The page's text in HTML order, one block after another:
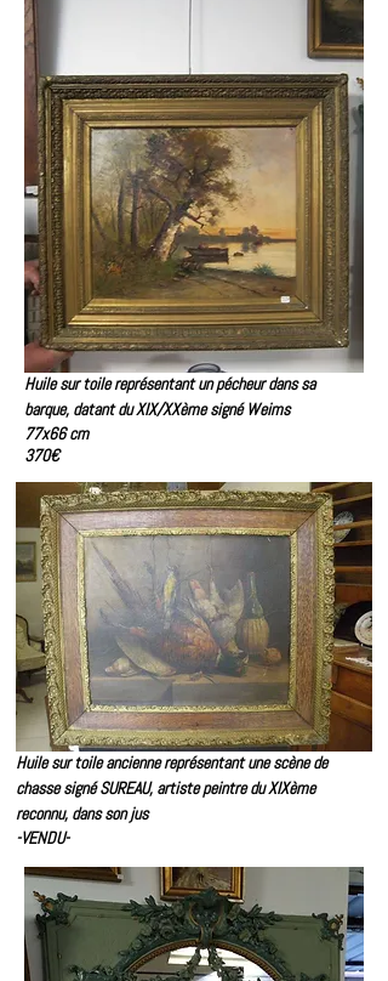
Huile sur toile représentant un pécheur dans sa
barque, datant du XIX/XXème signé Weims
77x66 cm
370€
Huile sur toile ancienne représentant une scène de
chasse signé SUREAU, artiste peintre du XIXème
reconnu, dans son jus
-VENDU-